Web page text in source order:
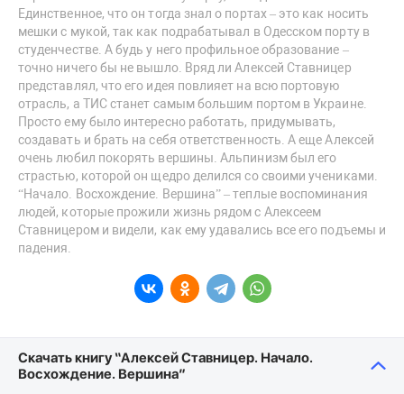
Единственное, что он тогда знал о портах – это как носить
мешки с мукой, так как подрабатывал в Одесском порту в
студенчестве. А будь у него профильное образование –
точно ничего бы не вышло. Вряд ли Алексей Ставницер
представлял, что его идея повлияет на всю портовую
отрасль, а ТИС станет самым большим портом в Украине.
Просто ему было интересно работать, придумывать,
создавать и брать на себя ответственность. А еще Алексей
очень любил покорять вершины. Альпинизм был его
страстью, которой он щедро делился со своими учениками.
“Начало. Восхождение. Вершина” – теплые воспоминания
людей, которые прожили жизнь рядом с Алексеем
Ставницером и видели, как ему удавались все его подъемы и
падения.
Скачать книгу “Алексей Ставницер. Начало.
Восхождение. Вершина”